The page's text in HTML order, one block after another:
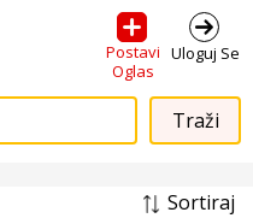
Postavi
Oglas
Uloguj Se
Sortiraj